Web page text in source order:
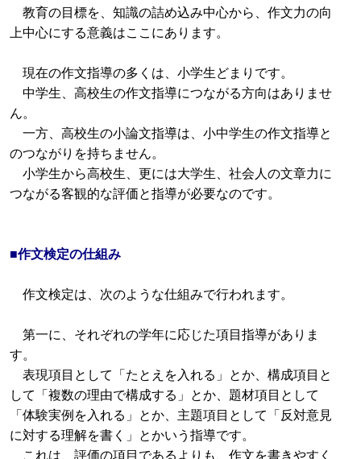
教育の目標を、知識の詰め込み中心から、作文力の向
上中心にする意義はここにあります。
現在の作文指導の多くは、小学生どまりです。
中学生、高校生の作文指導につながる方向はありませ
ん。
一方、高校生の小論文指導は、小中学生の作文指導と
のつながりを持ちません。
小学生から高校生、更には大学生、社会人の文章力に
つながる客観的な評価と指導が必要なのです。
■作文検定の仕組み
作文検定は、次のような仕組みで行われます。
第一に、それぞれの学年に応じた項目指導がありま
す。
表現項目として「たとえを入れる」とか、構成項目と
して「複数の理由で構成する」とか、題材項目として
「体験実例を入れる」とか、主題項目として「反対意見
に対する理解を書く」とかいう指導です。
これは、評価の項目であるよりも、作文を書きやすく